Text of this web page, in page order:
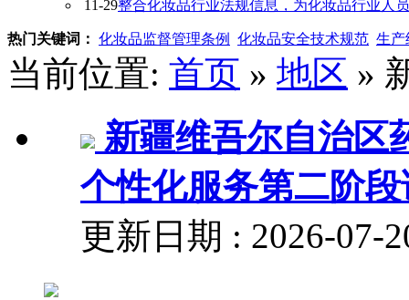
11-29整合化妆品行业法规信息，为化妆品行业人
热门关键词： 化妆品监督管理条例 化妆品安全技术规范 生产
当前位置: 首页 » 地区 »
新疆维吾尔自治区
个性化服务第二阶
更新日期 : 2026-